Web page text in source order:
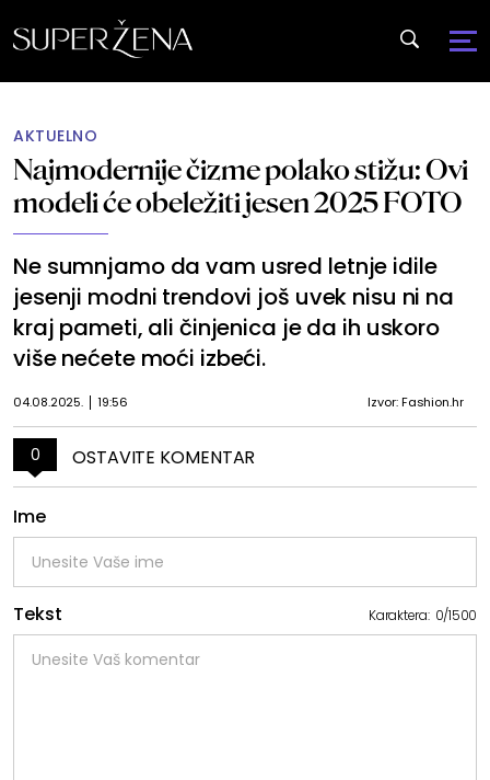
AKTUELNO
Najmodernije čizme polako stižu: Ovi
modeli će obeležiti jesen 2025 FOTO
Ne sumnjamo da vam usred letnje idile
jesenji modni trendovi još uvek nisu ni na
kraj pameti, ali činjenica je da ih uskoro
više nećete moći izbeći.
04.08.2025. 19:56 Izvor: Fashion.hr
0 OSTAVITE KOMENTAR
Ime
Tekst Karaktera: 0/1500